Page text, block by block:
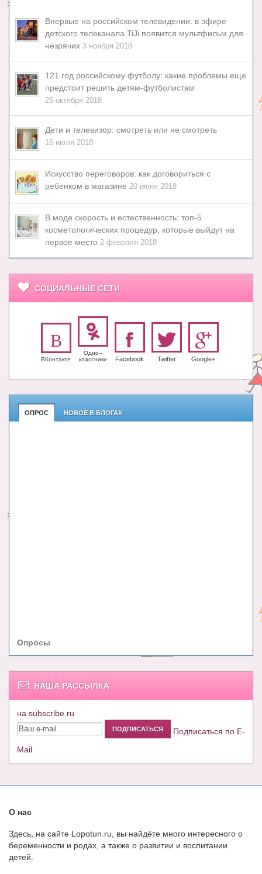
Впервые на российском телевидении: в эфире
детского телеканала TiJi появится мультфильм для
незрячих 3 ноября 2018
121 год российскому футболу: какие проблемы еще
предстоит решить детям-футболистам
25 октября 2018
Дети и телевизор: смотреть или не смотреть
16 июля 2018
Искусство переговоров: как договориться с
ребенком в магазине 20 июня 2018
В моде скорость и естественность: топ-5
косметологических процедур, которые выйдут на
первое место 2 февраля 2018
СОЦИАЛЬНЫЕ СЕТИ
ВКонтакте
Одно-­
класс­ники
Facebook Twitter Google+
ОПРОС НОВОЕ В БЛОГАХ
Опросы
НАША РАССЫЛКА
на subscribe.ru
Подписаться по E-
Mail
О нас
Здесь, на сайте Lopotun.ru, вы найдёте много интересного о
беременности и родах, а также о развитии и воспитании
детей.